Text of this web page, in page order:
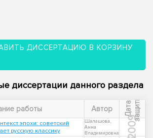
ДИССЕРТАЦИЮ В КОРЗИНУ
диссертации данного раздела
работы Автор Д
а
т
а
з
а
щ
и
ты
эпохи: советский
русскую классику
Шалашова,
Анна
Владимировна
2009